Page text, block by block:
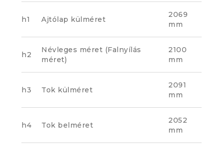
h1 Ajtólap külméret
2069
mm
h2
Névleges méret (Falnyílás
méret)
2100
mm
h3 Tok külméret
2091
mm
h4 Tok belméret
2052
mm